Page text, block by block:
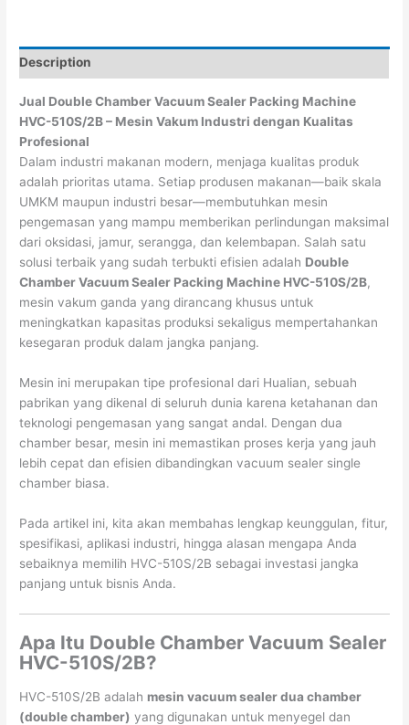
Description
Jual Double Chamber Vacuum Sealer Packing Machine
HVC-510S/2B – Mesin Vakum Industri dengan Kualitas
Profesional
Dalam industri makanan modern, menjaga kualitas produk
adalah prioritas utama. Setiap produsen makanan—baik skala
UMKM maupun industri besar—membutuhkan mesin
pengemasan yang mampu memberikan perlindungan maksimal
dari oksidasi, jamur, serangga, dan kelembapan. Salah satu
solusi terbaik yang sudah terbukti efisien adalah Double
Chamber Vacuum Sealer Packing Machine HVC-510S/2B,
mesin vakum ganda yang dirancang khusus untuk
meningkatkan kapasitas produksi sekaligus mempertahankan
kesegaran produk dalam jangka panjang.
Mesin ini merupakan tipe profesional dari Hualian, sebuah
pabrikan yang dikenal di seluruh dunia karena ketahanan dan
teknologi pengemasan yang sangat andal. Dengan dua
chamber besar, mesin ini memastikan proses kerja yang jauh
lebih cepat dan efisien dibandingkan vacuum sealer single
chamber biasa.
Pada artikel ini, kita akan membahas lengkap keunggulan, fitur,
spesifikasi, aplikasi industri, hingga alasan mengapa Anda
sebaiknya memilih HVC-510S/2B sebagai investasi jangka
panjang untuk bisnis Anda.
Apa Itu Double Chamber Vacuum Sealer
HVC-510S/2B?
HVC-510S/2B adalah mesin vacuum sealer dua chamber
(double chamber) yang digunakan untuk menyegel dan